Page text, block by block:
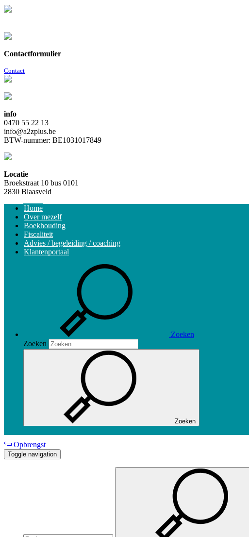
Contactformulier
Contact
info
0470 55 22 13
info@a2zplus.be
BTW-nummer: BE1031017849
Locatie
Broekstraat 10 bus 0101
2830 Blaasveld
Home
Over mezelf
Boekhouding
Fiscaliteit
Advies / begeleiding / coaching
Klantenportaal
Zoeken
Zoeken
Zoeken
Opbrengst
Toggle navigation